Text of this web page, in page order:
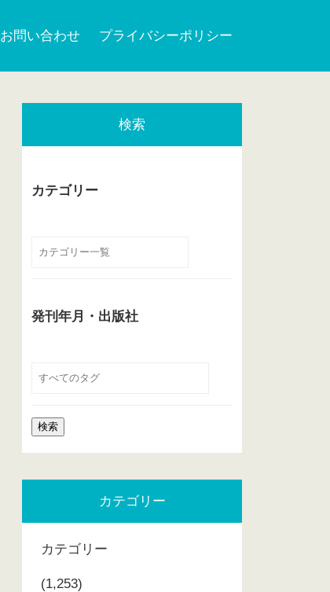
お問い合わせ プライバシーポリシー
検索
カテゴリー
発刊年月・出版社
カテゴリー
カテゴリー
(1,253)